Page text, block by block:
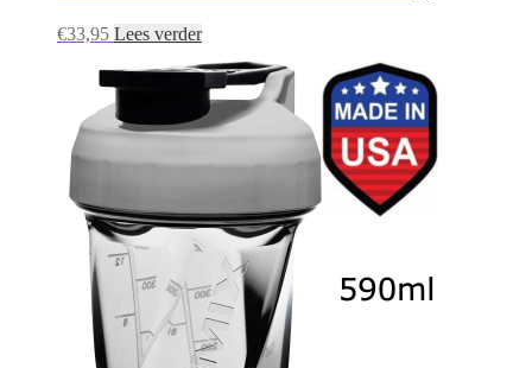
€33,95 Lees verder